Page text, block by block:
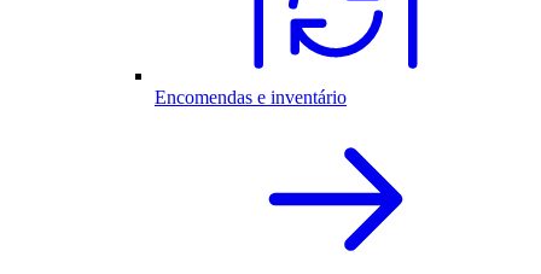
Encomendas e inventário